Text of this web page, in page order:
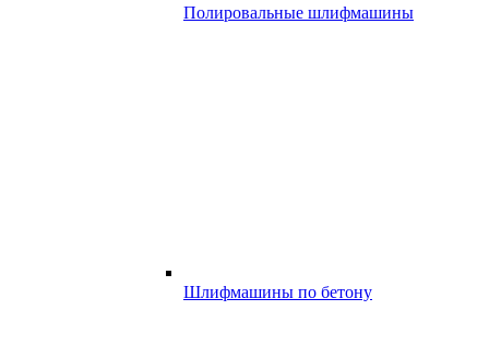
Полировальные шлифмашины
Шлифмашины по бетону